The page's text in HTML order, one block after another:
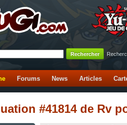
Forums News Articles
#41814 de Rv